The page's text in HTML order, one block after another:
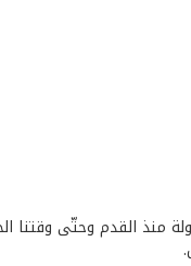
منذ القدم وحتّى